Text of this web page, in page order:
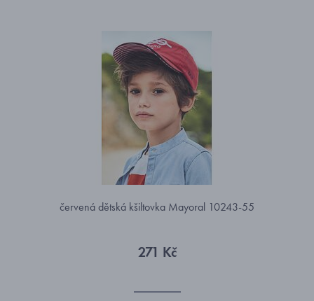
červená dětská kšiltovka Mayoral 10243-55
271 Kč